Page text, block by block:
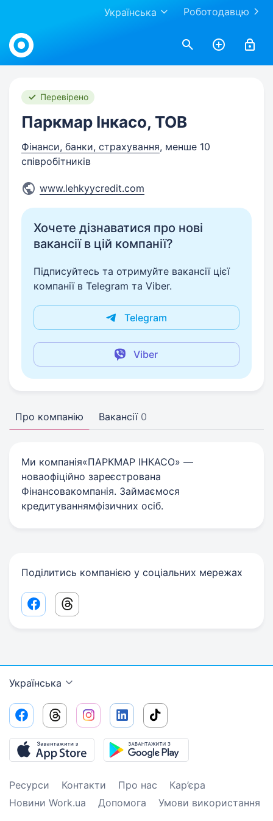
Роботодавцю
Українська
Work.ua
Перевірено
Паркмар Інкасо, ТОВ
Фінанси, банки, страхування, менше 10
співробітників
www.lehkyycredit.com
Хочете дізнаватися про нові
вакансії в цій компанії?
Підписуйтесь та отримуйте вакансії цієї
компанії в Telegram та Viber.
Telegram
Viber
Про компанію Вакансії 0
Ми компанія«ПАРКМАР ІНКАСО» —
новаофіційно зареєстрована
Фінансовакомпанія. Займаємося
кредитуваннямфізичних осіб.
Поділитись компанією у соціальних мережах
Facebook share link
Threads share link
Українська
Ресурси Контакти Про нас
Кар’єра
Новини Work.ua
Допомога Умови використання